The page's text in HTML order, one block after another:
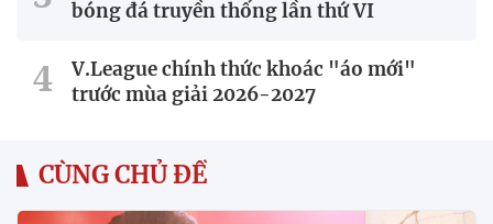
bóng đá truyền thống lần thứ VI
V.League chính thức khoác "áo mới"
trước mùa giải 2026-2027
CÙNG CHỦ ĐỀ